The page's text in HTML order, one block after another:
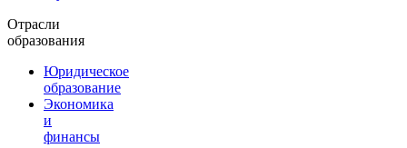
Отрасли
образования
Юридическое
образование
Экономика
и
финансы